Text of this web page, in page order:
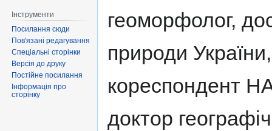
геоморфолог,
природи
кореспондент
доктор
Інструменти
Посилання сюди
Пов'язані редагування
Спеціальні сторінки
Версія до друку
Постійне посилання
Інформація про
сторінку